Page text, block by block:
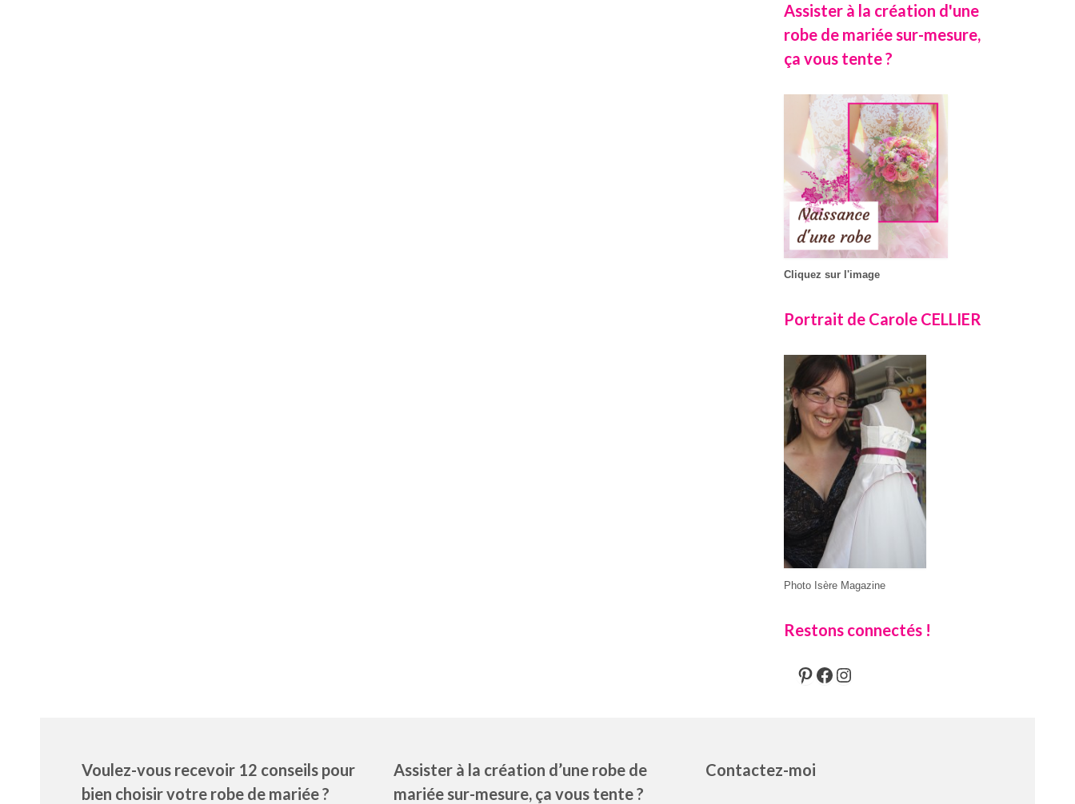
Assister à la création d'une
robe de mariée sur-mesure,
ça vous tente ?
Cliquez sur l'image
Portrait de Carole CELLIER
Photo Isère Magazine
Restons connectés !
Pinterest
Facebook
Instagram
Voulez-vous recevoir 12 conseils pour
bien choisir votre robe de mariée ?
Assister à la création d’une robe de
mariée sur-mesure, ça vous tente ?
Contactez-moi